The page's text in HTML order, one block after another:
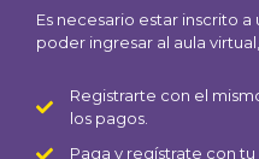
Es necesario estar inscrito
poder ingresar al aula
Registrarte con el
los pagos.
Paga y regístrate con